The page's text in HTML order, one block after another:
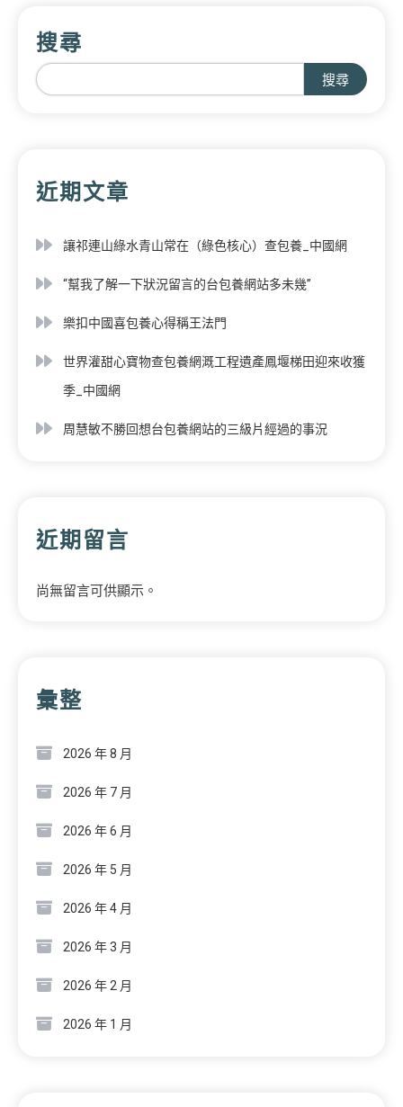
搜尋
搜尋
近期文章
讓祁連山綠水青山常在（綠色核心）查包養_中國網
“幫我了解一下狀況留言的台包養網站多未幾”
樂扣中國喜包養心得稱王法門
世界灌甜心寶物查包養網溉工程遺產鳳堰梯田迎來收獲
季_中國網
周慧敏不勝回想台包養網站的三級片經過的事況
近期留言
尚無留言可供顯示。
彙整
2026 年 8 月
2026 年 7 月
2026 年 6 月
2026 年 5 月
2026 年 4 月
2026 年 3 月
2026 年 2 月
2026 年 1 月